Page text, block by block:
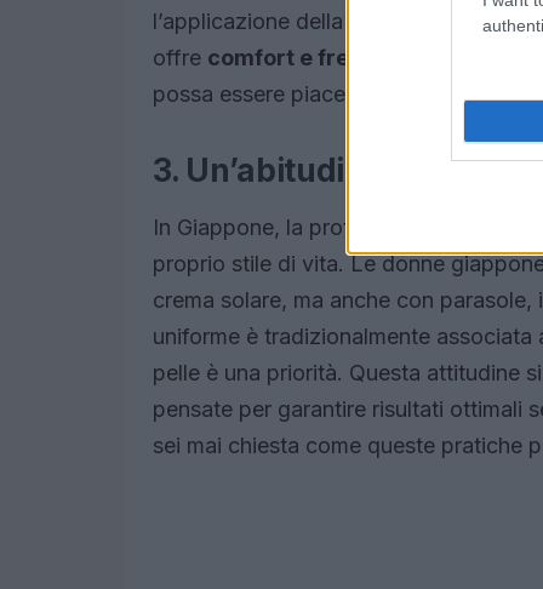
l’applicazione della crema solare un
offre comfort e freschezza
possa essere piacevole!
3. Un’abitudine culturale
In Giappone, la protezione solare non
proprio stile di vita. Le donne
crema solare, ma anche con
uniforme è tradizionalmente
pelle è una priorità. Questa attitudine
pensate per garantire risultati ottimali
sei mai chiesta come queste pratiche